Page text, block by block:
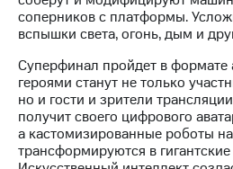
и
аудит
акций
Описание
Программа
приобретения
Порядок
соперников с платформы.
вспышки света, огонь, дым и
Суперфинал пройдет в формате
героями станут не только
но и гости и зрители
получит своего цифрового
а кастомизированные роботы
трансформируются в